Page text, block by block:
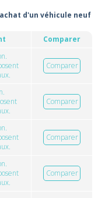
d'un véhicule neuf
Comparer
Comparer
Comparer
Comparer
Comparer